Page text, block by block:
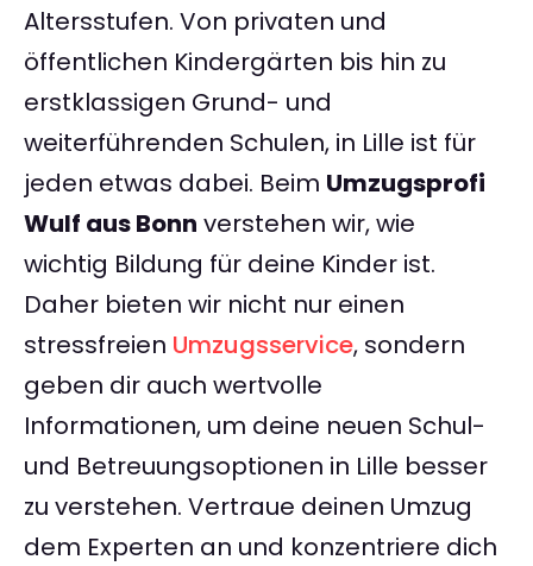
Altersstufen. Von privaten und
öffentlichen Kindergärten bis hin zu
erstklassigen Grund- und
weiterführenden Schulen, in Lille ist für
jeden etwas dabei. Beim Umzugsprofi
Wulf aus Bonn verstehen wir, wie
wichtig Bildung für deine Kinder ist.
Daher bieten wir nicht nur einen
stressfreien Umzugsservice, sondern
geben dir auch wertvolle
Informationen, um deine neuen Schul-
und Betreuungsoptionen in Lille besser
zu verstehen. Vertraue deinen Umzug
dem Experten an und konzentriere dich